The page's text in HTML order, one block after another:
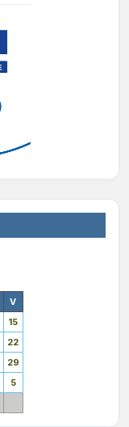
V
15
22
29
5